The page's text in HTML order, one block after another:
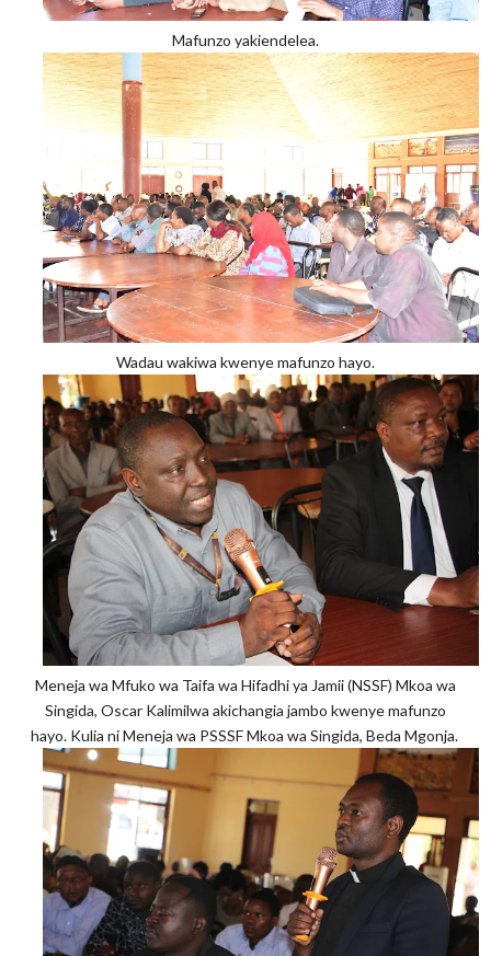
Mafunzo yakiendelea.
Wadau wakiwa kwenye mafunzo hayo.
Meneja wa Mfuko wa Taifa wa Hifadhi ya Jamii (NSSF) Mkoa wa
Singida, Oscar Kalimilwa akichangia jambo kwenye mafunzo
hayo. Kulia ni Meneja wa PSSSF Mkoa wa Singida, Beda Mgonja.